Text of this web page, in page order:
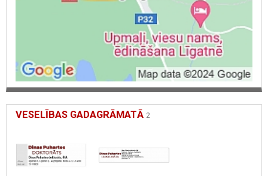
VESELĪBAS GADAGRĀMATĀ 2